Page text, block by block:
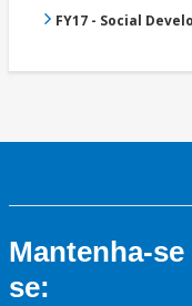
FY17 - Social
Mantenha-
se: